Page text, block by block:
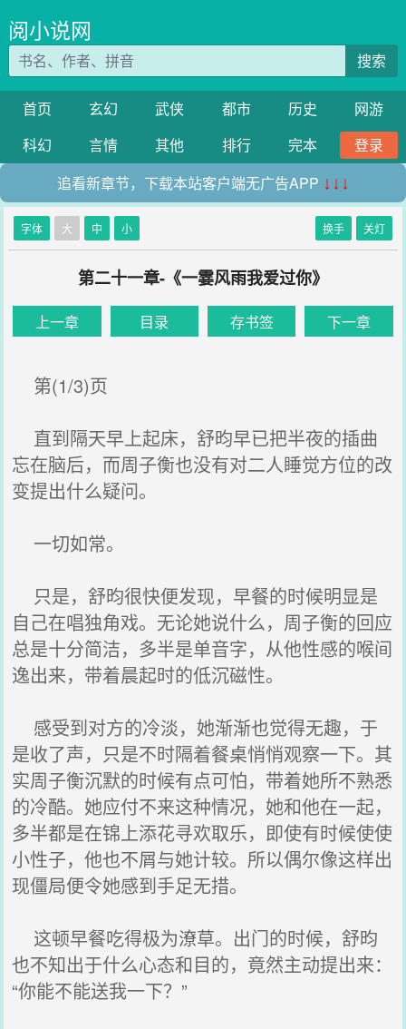
阅小说网
搜索
首页 玄幻 武侠 都市 历史
网游
科幻
言情 其他 排行 完本
登录
追看新章节，下载本站客户端无广告APP ↓↓↓
字体 大 中 小 换手 关灯
第二十一章-《一霎风雨我爱过你》
上一章 目录 存书签 下一章
第(1/3)页
直到隔天早上起床，舒昀早已把半夜的插曲
忘在脑后，而周子衡也没有对二人睡觉方位的改
变提出什么疑问。
一切如常。
只是，舒昀很快便发现，早餐的时候明显是
自己在唱独角戏。无论她说什么，周子衡的回应
总是十分简洁，多半是单音字，从他性感的喉间
逸出来，带着晨起时的低沉磁性。
感受到对方的冷淡，她渐渐也觉得无趣，于
是收了声，只是不时隔着餐桌悄悄观察一下。其
实周子衡沉默的时候有点可怕，带着她所不熟悉
的冷酷。她应付不来这种情况，她和他在一起，
多半都是在锦上添花寻欢取乐，即使有时候使使
小性子，他也不屑与她计较。所以偶尔像这样出
现僵局便令她感到手足无措。
这顿早餐吃得极为潦草。出门的时候，舒昀
也不知出于什么心态和目的，竟然主动提出来：
“你能不能送我一下？”